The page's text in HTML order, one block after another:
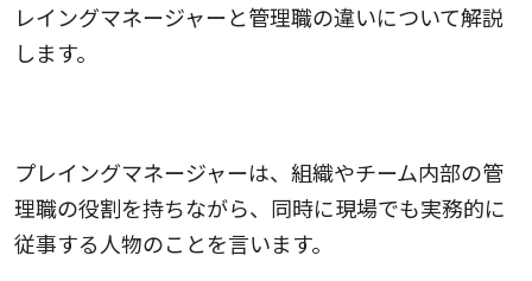
レイングマネージャーと管理職の違いについて解説
します。
プレイングマネージャーは、組織やチーム内部の管
理職の役割を持ちながら、同時に現場でも実務的に
従事する人物のことを言います。